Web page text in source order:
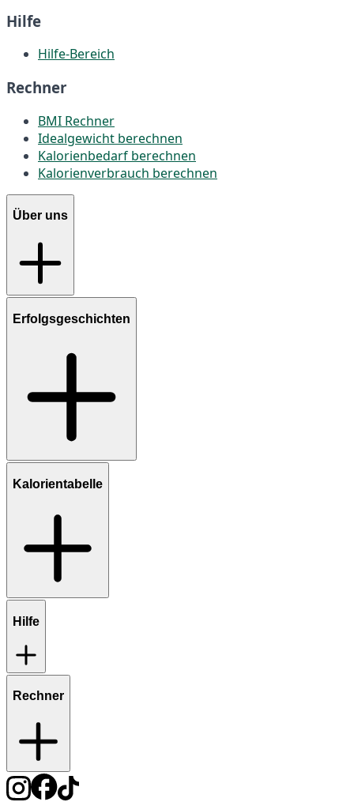
Hilfe
Hilfe-Bereich
Rechner
BMI Rechner
Idealgewicht berechnen
Kalorienbedarf berechnen
Kalorienverbrauch berechnen
Über uns
Erfolgsgeschichten
Kalorientabelle
Hilfe
Rechner